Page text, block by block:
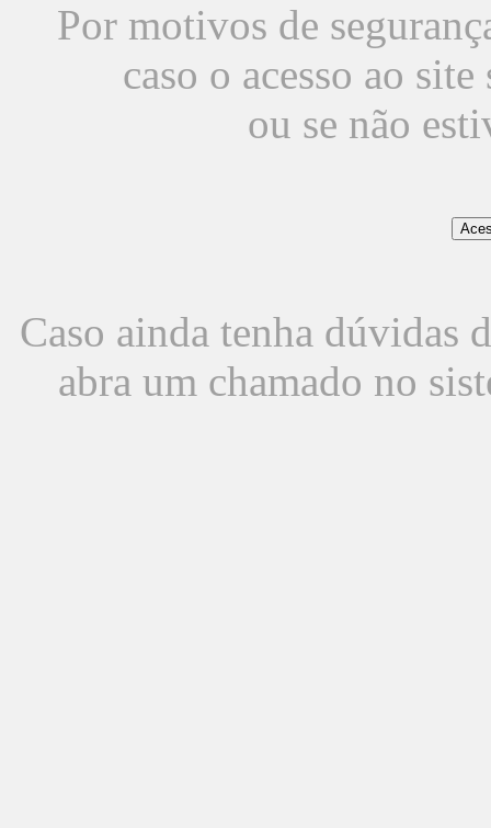
Por motivos de
caso o acesso ao
ou se não
Caso ainda tenha dúvidas
abra um chamado no